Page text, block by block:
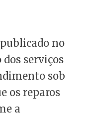
no
serviços
sob
os reparos
a